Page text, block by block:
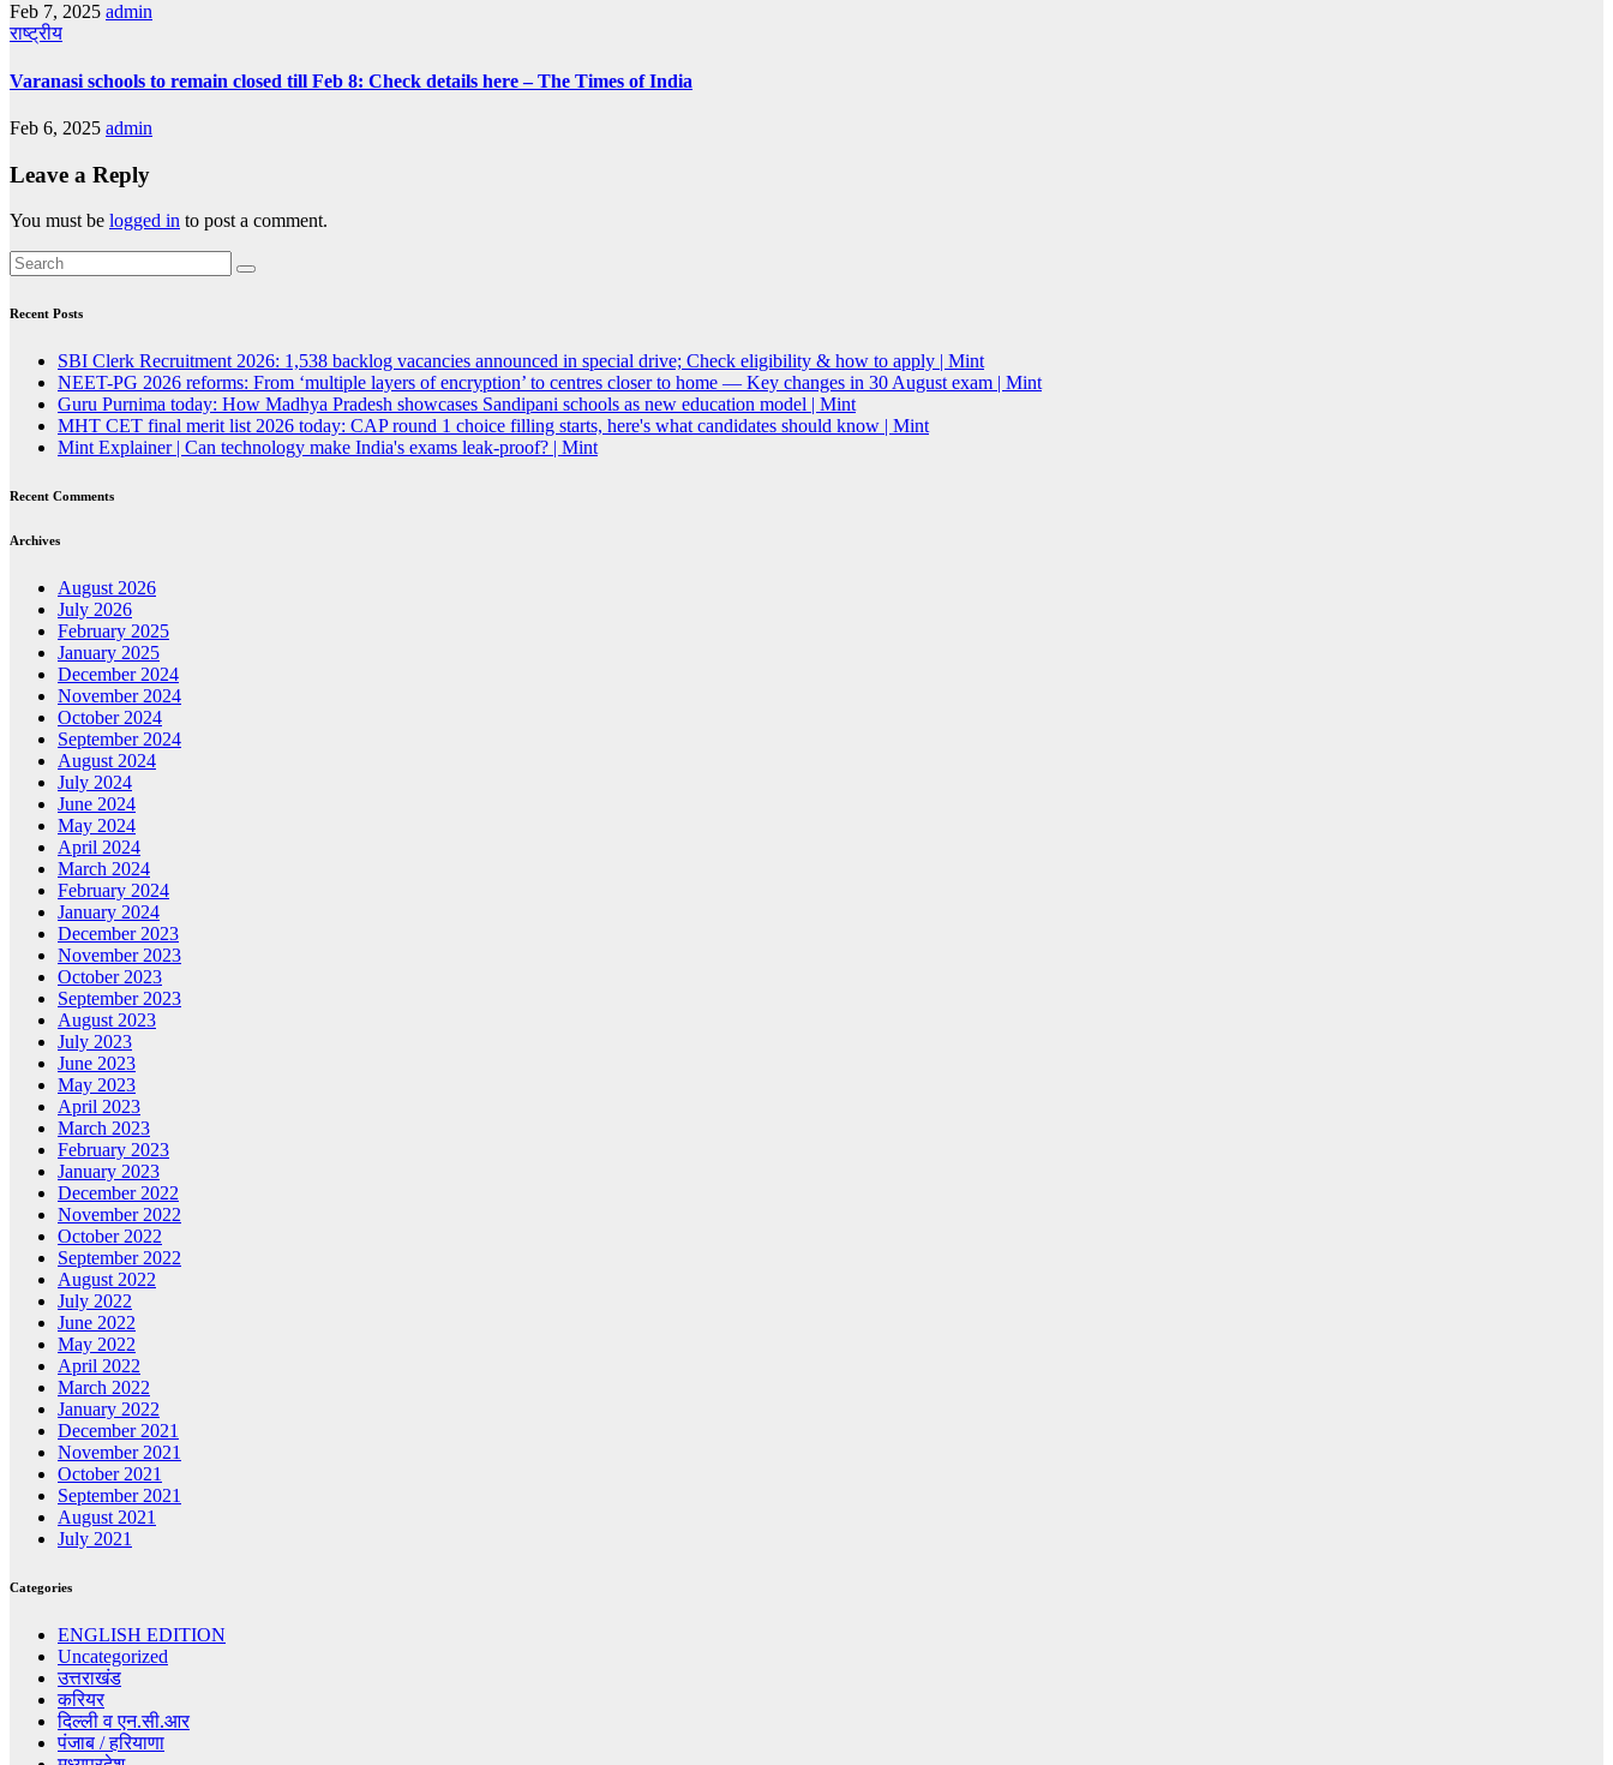
Feb 7, 2025 admin
राष्ट्रीय
Varanasi schools to remain closed till Feb 8: Check details here – The Times of India
Feb 6, 2025 admin
Leave a Reply
You must be logged in to post a comment.
Recent Posts
SBI Clerk Recruitment 2026: 1,538 backlog vacancies announced in special drive; Check eligibility & how to apply | Mint
NEET-PG 2026 reforms: From ‘multiple layers of encryption’ to centres closer to home — Key changes in 30 August exam | Mint
Guru Purnima today: How Madhya Pradesh showcases Sandipani schools as new education model | Mint
MHT CET final merit list 2026 today: CAP round 1 choice filling starts, here's what candidates should know | Mint
Mint Explainer | Can technology make India's exams leak-proof? | Mint
Recent Comments
Archives
August 2026
July 2026
February 2025
January 2025
December 2024
November 2024
October 2024
September 2024
August 2024
July 2024
June 2024
May 2024
April 2024
March 2024
February 2024
January 2024
December 2023
November 2023
October 2023
September 2023
August 2023
July 2023
June 2023
May 2023
April 2023
March 2023
February 2023
January 2023
December 2022
November 2022
October 2022
September 2022
August 2022
July 2022
June 2022
May 2022
April 2022
March 2022
January 2022
December 2021
November 2021
October 2021
September 2021
August 2021
July 2021
Categories
ENGLISH EDITION
Uncategorized
उत्तराखंड
करियर
दिल्ली व एन.सी.आर
पंजाब / हरियाणा